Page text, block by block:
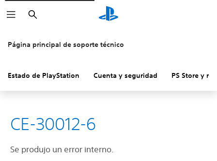
Buscar
Página principal de soporte técnico
Estado de PlayStation Cuenta y seguridad PS Store y
CE-30012-6
Se produjo un error interno.